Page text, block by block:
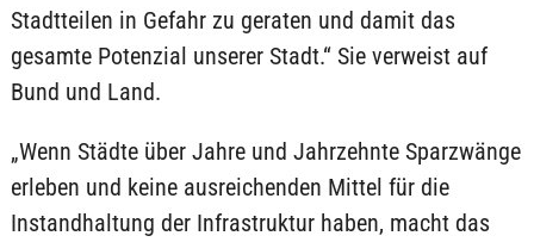
Stadtteilen in Gefahr zu geraten und damit das
gesamte Potenzial unserer Stadt.“ Sie verweist auf
Bund und Land.
„Wenn Städte über Jahre und Jahrzehnte Sparzwänge
erleben und keine ausreichenden Mittel für die
Instandhaltung der Infrastruktur haben, macht das